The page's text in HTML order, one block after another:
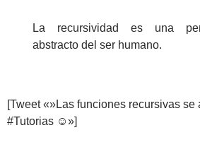
La recursividad es una
abstracto del ser humano.
[Tweet «»Las funciones recursivas se
#Tutorias ☺»]